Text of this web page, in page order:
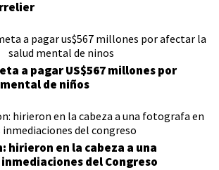
a pagar US$567 millones por
de niños
hirieron en la cabeza a una
del Congreso